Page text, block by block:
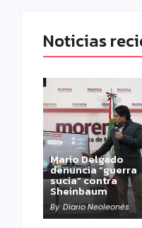
Noticias
Mario Delgado
denuncia “guerra
sucia” contra
Sheinbaum
By Diario Neoleonés